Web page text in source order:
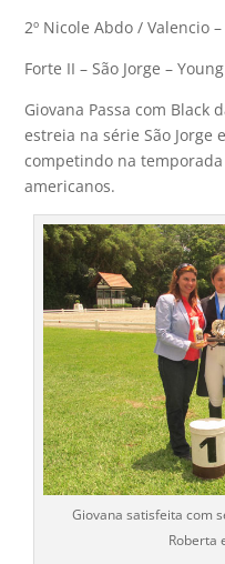
2º Nicole Abdo / Valencio –
Forte II – São Jorge –
Giovana Passa com Black
estreia na série São Jorge
competindo na temporada
americanos.
Giovana satisfeita com
Roberta